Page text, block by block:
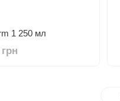
1 250 мл